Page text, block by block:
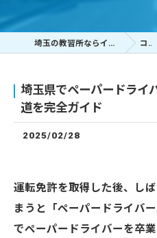
埼玉の教習所ならイツヤドライビングスクール コラム
埼玉県でペーパードライ
道を完全ガイド
2025/02/28
運転免許を取得した後、し
まうと「ペーパードライバ
でペーパードライバーを卒